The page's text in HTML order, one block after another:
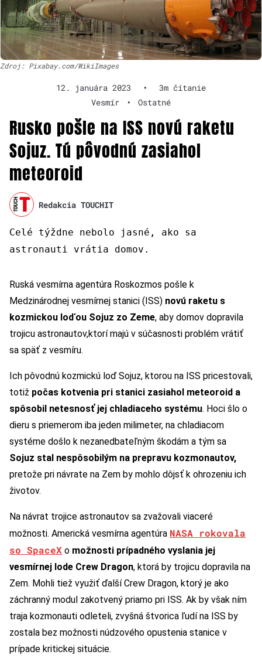
Zdroj: Pixabay.com/WikiImages
12. januára 2023 •
3m čítanie
Vesmír
• Ostatné
Rusko pošle na ISS novú raketu
Sojuz. Tú pôvodnú zasiahol
meteoroid
Redakcia TOUCHIT
Celé týždne nebolo jasné, ako sa
astronauti vrátia domov.
Ruská vesmírna agentúra Roskozmos pošle k
Medzinárodnej vesmírnej stanici (ISS) novú raketu s
kozmickou loďou Sojuz zo Zeme, aby domov dopravila
trojicu astronautov,ktorí majú v súčasnosti problém vrátiť
sa späť z vesmíru.
Ich pôvodnú kozmickú loď Sojuz, ktorou na ISS pricestovali,
totiž počas kotvenia pri stanici zasiahol meteoroid a
spôsobil netesnosť jej chladiaceho systému. Hoci šlo o
dieru s priemerom iba jeden milimeter, na chladiacom
systéme došlo k nezanedbateľným škodám a tým sa
Sojuz stal nespôsobilým na prepravu kozmonautov,
pretože pri návrate na Zem by mohlo dôjsť k ohrozeniu ich
životov.
Na návrat trojice astronautov sa zvažovali viaceré
možnosti. Americká vesmírna agentúra NASA rokovala
so SpaceX o možnosti prípadného vyslania jej
vesmírnej lode Crew Dragon, ktorá by trojicu dopravila na
Zem. Mohli tiež využiť ďalší Crew Dragon, ktorý je ako
záchranný modul zakotvený priamo pri ISS. Ak by však ním
traja kozmonauti odleteli, zvyšná štvorica ľudí na ISS by
zostala bez možnosti núdzového opustenia stanice v
prípade kritickej situácie.